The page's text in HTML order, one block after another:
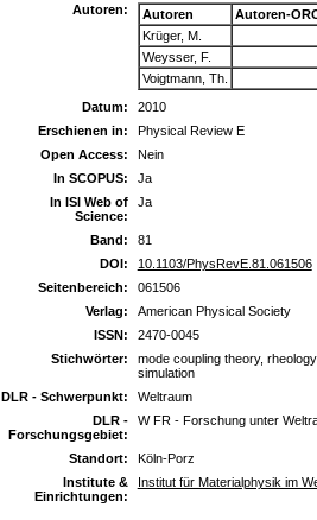
Autoren:
Autoren
Autoren-
Krüger, M.
Weysser, F.
Voigtmann, Th.
Datum:
2010
Erschienen in:
Physical Review E
Open Access:
Nein
In SCOPUS:
Ja
In ISI Web of
Science:
Ja
Band:
81
DOI:
10.1103/PhysRevE.81.061506
Seitenbereich:
061506
Verlag:
American Physical Society
ISSN:
2470-0045
Stichwörter:
mode coupling theory,
simulation
DLR - Schwerpunkt:
Weltraum
DLR -
Forschungsgebiet:
W FR - Forschung unter
Standort:
Köln-Porz
Institute &
Einrichtungen:
Institut für Materialphysik im